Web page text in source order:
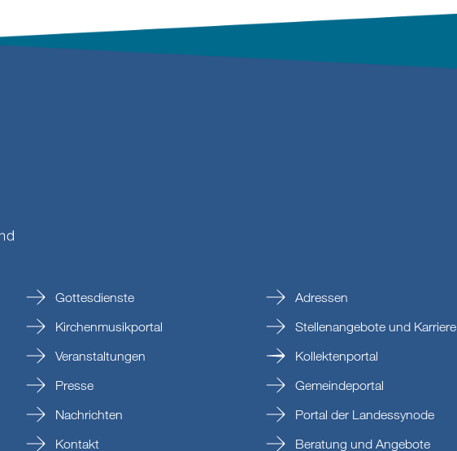
Gottesdienste
Kirchenmusikportal
Veranstaltungen
Presse
Nachrichten
Kontakt
Adressen
Stellenangebote und Karriere
Kollektenportal
Gemeindeportal
Portal der Landessynode
Beratung und Angebote